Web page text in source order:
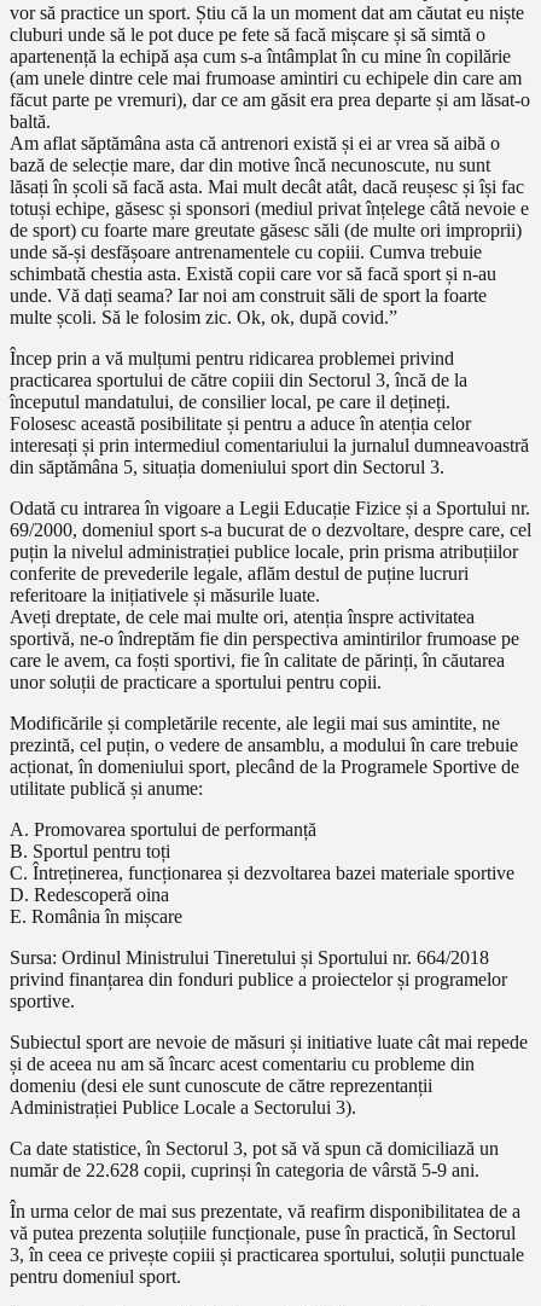
vor să practice un sport. Știu că la un moment dat am căutat eu niște
cluburi unde să le pot duce pe fete să facă mișcare și să simtă o
apartenență la echipă așa cum s-a întâmplat în cu mine în copilărie
(am unele dintre cele mai frumoase amintiri cu echipele din care am
făcut parte pe vremuri), dar ce am găsit era prea departe și am lăsat-o
baltă.
Am aflat săptămâna asta că antrenori există și ei ar vrea să aibă o
bază de selecție mare, dar din motive încă necunoscute, nu sunt
lăsați în școli să facă asta. Mai mult decât atât, dacă reușesc și își fac
totuși echipe, găsesc și sponsori (mediul privat înțelege câtă nevoie e
de sport) cu foarte mare greutate găsesc săli (de multe ori improprii)
unde să-și desfășoare antrenamentele cu copiii. Cumva trebuie
schimbată chestia asta. Există copii care vor să facă sport și n-au
unde. Vă dați seama? Iar noi am construit săli de sport la foarte
multe școli. Să le folosim zic. Ok, ok, după covid.”
Încep prin a vă mulțumi pentru ridicarea problemei privind
practicarea sportului de către copiii din Sectorul 3, încă de la
începutul mandatului, de consilier local, pe care il dețineți.
Folosesc această posibilitate și pentru a aduce în atenția celor
interesați și prin intermediul comentariului la jurnalul dumneavoastră
din săptămâna 5, situația domeniului sport din Sectorul 3.
Odată cu intrarea în vigoare a Legii Educație Fizice și a Sportului nr.
69/2000, domeniul sport s-a bucurat de o dezvoltare, despre care, cel
puțin la nivelul administrației publice locale, prin prisma atribuțiilor
conferite de prevederile legale, aflăm destul de puține lucruri
referitoare la inițiativele și măsurile luate.
Aveți dreptate, de cele mai multe ori, atenția înspre activitatea
sportivă, ne-o îndreptăm fie din perspectiva amintirilor frumoase pe
care le avem, ca foști sportivi, fie în calitate de părinți, în căutarea
unor soluții de practicare a sportului pentru copii.
Modificările și completările recente, ale legii mai sus amintite, ne
prezintă, cel puțin, o vedere de ansamblu, a modului în care trebuie
acționat, în domeniului sport, plecând de la Programele Sportive de
utilitate publică și anume:
A. Promovarea sportului de performanță
B. Sportul pentru toți
C. Întreținerea, funcționarea și dezvoltarea bazei materiale sportive
D. Redescoperă oina
E. România în mișcare
Sursa: Ordinul Ministrului Tineretului și Sportului nr. 664/2018
privind finanțarea din fonduri publice a proiectelor și programelor
sportive.
Subiectul sport are nevoie de măsuri și initiative luate cât mai repede
și de aceea nu am să încarc acest comentariu cu probleme din
domeniu (desi ele sunt cunoscute de către reprezentanții
Administrației Publice Locale a Sectorului 3).
Ca date statistice, în Sectorul 3, pot să vă spun că domiciliază un
număr de 22.628 copii, cuprinși în categoria de vârstă 5-9 ani.
În urma celor de mai sus prezentate, vă reafirm disponibilitatea de a
vă putea prezenta soluțiile funcționale, puse în practică, în Sectorul
3, în ceea ce privește copiii și practicarea sportului, soluții punctuale
pentru domeniul sport.